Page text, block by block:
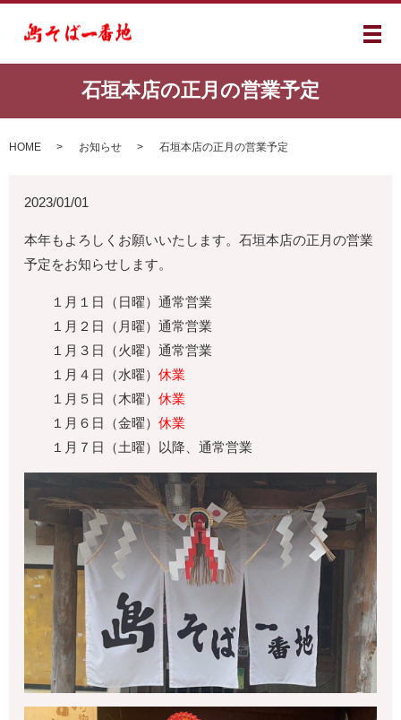
メ
石垣本店の正月の営業予定
HOME お知らせ 石垣本店の正月の営業予定
2023/01/01
本年もよろしくお願いいたします。石垣本店の正月の営業
予定をお知らせします。
１月１日（日曜）通常営業
１月２日（月曜）通常営業
１月３日（火曜）通常営業
１月４日（水曜）休業
１月５日（木曜）休業
１月６日（金曜）休業
１月７日（土曜）以降、通常営業